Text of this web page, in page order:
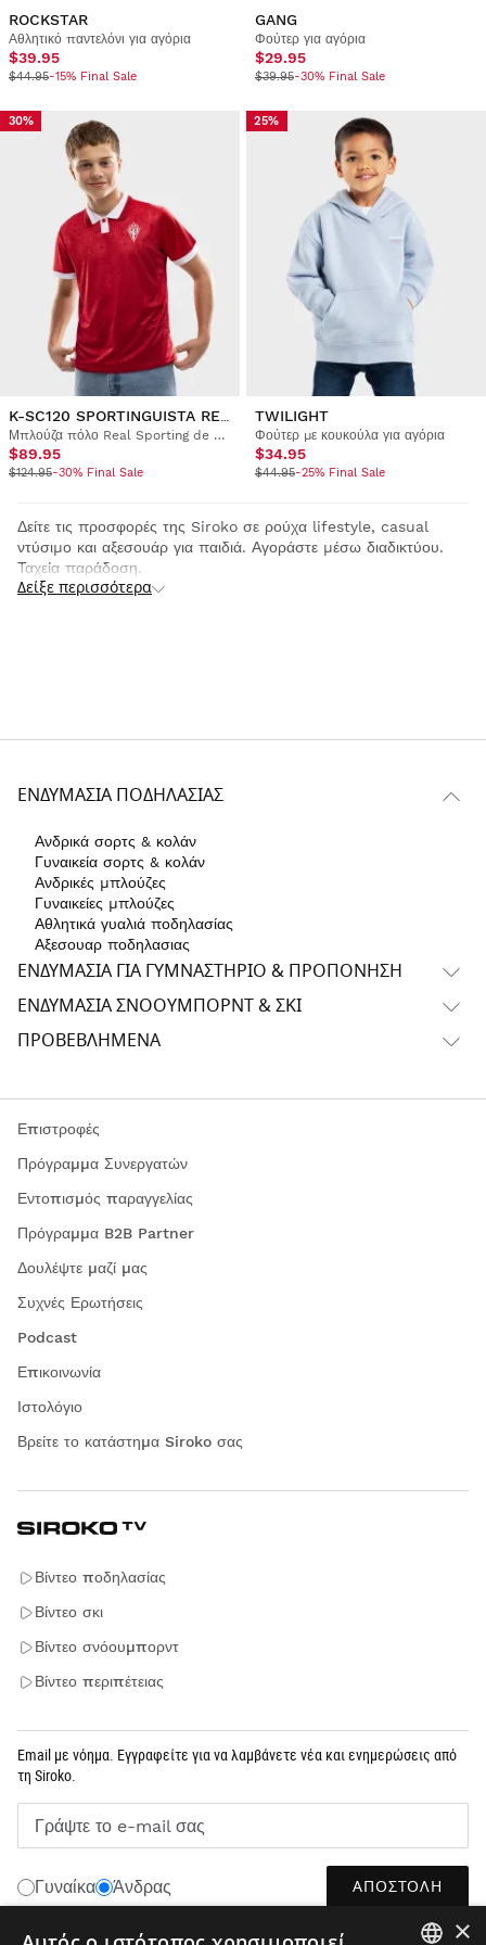
ROCKSTAR
Αθλητικό παντελόνι για αγόρια
$39.95
$44.95-15% Final Sale
GANG
Φούτερ για αγόρια
$29.95
$39.95-30% Final Sale
30%
K-SC120 SPORTINGUISTA RED
Μπλούζα πόλο Real Sporting de Gijón 120η Επέτειος για αγόρια και κορίτσια
$89.95
$124.95-30% Final Sale
25%
TWILIGHT
Φούτερ με κουκούλα για αγόρια
$34.95
$44.95-25% Final Sale
Δείτε τις προσφορές της Siroko σε ρούχα lifestyle, casual
ντύσιμο και αξεσουάρ για παιδιά. Αγοράστε μέσω διαδικτύου.
Ταχεία παράδοση.
Δείξε περισσότερα
ΕΝΔΥΜΑΣΊΑ ΠΟΔΗΛΑΣΊΑΣ
Ανδρικά σορτς & κολάν
Γυναικεία σορτς & κολάν
Ανδρικές μπλούζες
Γυναικείες μπλούζες
Αθλητικά γυαλιά ποδηλασίας
Αξεσουαρ ποδηλασιας
ΕΝΔΥΜΑΣΊΑ ΓΙΑ ΓΥΜΝΑΣΤΉΡΙΟ & ΠΡΟΠΌΝΗΣΗ
ΕΝΔΥΜΑΣΊΑ ΣΝΌΟΥΜΠΟΡΝΤ & ΣΚΙ
ΠΡΟΒΕΒΛΗΜΈΝΑ
Επιστροφές
Πρόγραμμα Συνεργατών
Εντοπισμός παραγγελίας
Πρόγραμμα B2B Partner
Δουλέψτε μαζί μας
Συχνές Ερωτήσεις
Podcast
Επικοινωνία
Ιστολόγιο
Βρείτε το κατάστημα Siroko σας
Βίντεο ποδηλασίας
Βίντεο σκι
Βίντεο σνόουμπορντ
Βίντεο περιπέτειας
Email με νόημα. Εγγραφείτε για να λαμβάνετε νέα και ενημερώσεις από
τη Siroko.
Γράψτε το e-mail σας
Γυναίκα Άνδρας ΑΠΟΣΤΟΛΉ
×